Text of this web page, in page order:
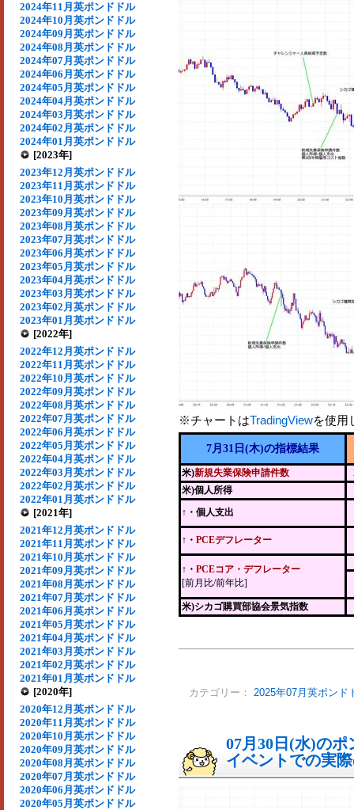
2024年11月英ポンドドル
2024年10月英ポンドドル
2024年09月英ポンドドル
2024年08月英ポンドドル
2024年07月英ポンドドル
2024年06月英ポンドドル
2024年05月英ポンドドル
2024年04月英ポンドドル
2024年03月英ポンドドル
2024年02月英ポンドドル
2024年01月英ポンドドル
[2023年]
2023年12月英ポンドドル
2023年11月英ポンドドル
2023年10月英ポンドドル
2023年09月英ポンドドル
2023年08月英ポンドドル
2023年07月英ポンドドル
2023年06月英ポンドドル
2023年05月英ポンドドル
2023年04月英ポンドドル
2023年03月英ポンドドル
2023年02月英ポンドドル
2023年01月英ポンドドル
[2022年]
2022年12月英ポンドドル
2022年11月英ポンドドル
2022年10月英ポンドドル
2022年09月英ポンドドル
2022年08月英ポンドドル
2022年07月英ポンドドル
2022年06月英ポンドドル
2022年05月英ポンドドル
2022年04月英ポンドドル
2022年03月英ポンドドル
2022年02月英ポンドドル
2022年01月英ポンドドル
[2021年]
2021年12月英ポンドドル
2021年11月英ポンドドル
2021年10月英ポンドドル
2021年09月英ポンドドル
2021年08月英ポンドドル
2021年07月英ポンドドル
2021年06月英ポンドドル
2021年05月英ポンドドル
2021年04月英ポンドドル
2021年03月英ポンドドル
2021年02月英ポンドドル
2021年01月英ポンドドル
[2020年]
2020年12月英ポンドドル
2020年11月英ポンドドル
2020年10月英ポンドドル
2020年09月英ポンドドル
2020年08月英ポンドドル
2020年07月英ポンドドル
2020年06月英ポンドドル
2020年05月英ポンドドル
※チャートはTradingViewを使用
7月31日(木)の指標結果
米)新規失業保険申請件数
米)個人所得
↑・個人支出
↑・ PCEデフレーター
↑・ PCEコア・デフレーター
[前月比/前年比]
米)シカゴ購買部協会景気指数
カテゴリー： 2025年07月英ポンド
07月30日(水)の
イベントでの実